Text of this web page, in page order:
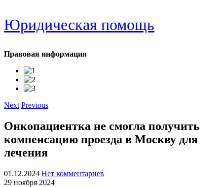
Юридическая помощь
Правовая информация
Next Previous
Онкопациентка не смогла получить
компенсацию проезда в Москву для
лечения
01.12.2024 Нет комментариев
29 ноября 2024